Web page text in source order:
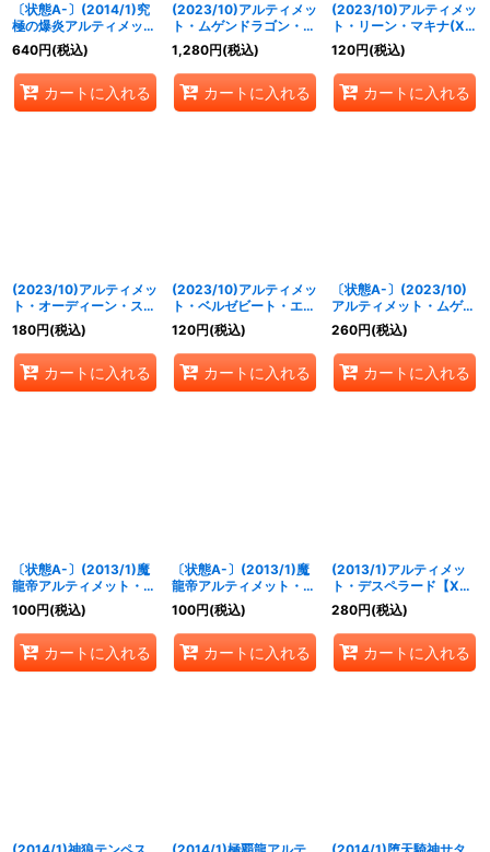
〔状態A-〕(2014/1)究
極の爆炎アルティメッ
ト・バゼル【X】
{BSC17-X01}《赤》
640円(税込)
カートに入れる
(2023/10)アルティメッ
ト・ムゲンドラゴン・コ
ズモ(Xレア仕様)【M】
{SD67-005}《多》
1,280円(税込)
カートに入れる
(2023/10)アルティメッ
ト・リーン・マキナ(Xレ
ア仕様)【R】{SD67-
004}《黄》
120円(税込)
カートに入れる
(2023/10)アルティメッ
ト・オーディーン・スト
ライカー(Xレア仕様)
【R】{SD67-003}
《白》
180円(税込)
カートに入れる
(2023/10)アルティメッ
ト・ベルゼビート・エク
エス(Xレア仕様)【R】
{SD67-001}《紫》
120円(税込)
カートに入れる
〔状態A-〕(2023/10)
アルティメット・ムゲン
ドラゴン・マックスター
【X】{SD67-X01}
《赤》
260円(税込)
カートに入れる
〔状態A-〕(2013/1)魔
龍帝アルティメット・ジ
ークフリード(紫)【X】
{CP14-X02A}《紫》
100円(税込)
カートに入れる
〔状態A-〕(2013/1)魔
龍帝アルティメット・ジ
ークフリード(赤)【X】
{CP14-X02R}《赤》
100円(税込)
カートに入れる
(2013/1)アルティメッ
ト・デスペラード【X】
{BS24-X04}《紫》
280円(税込)
カートに入れる